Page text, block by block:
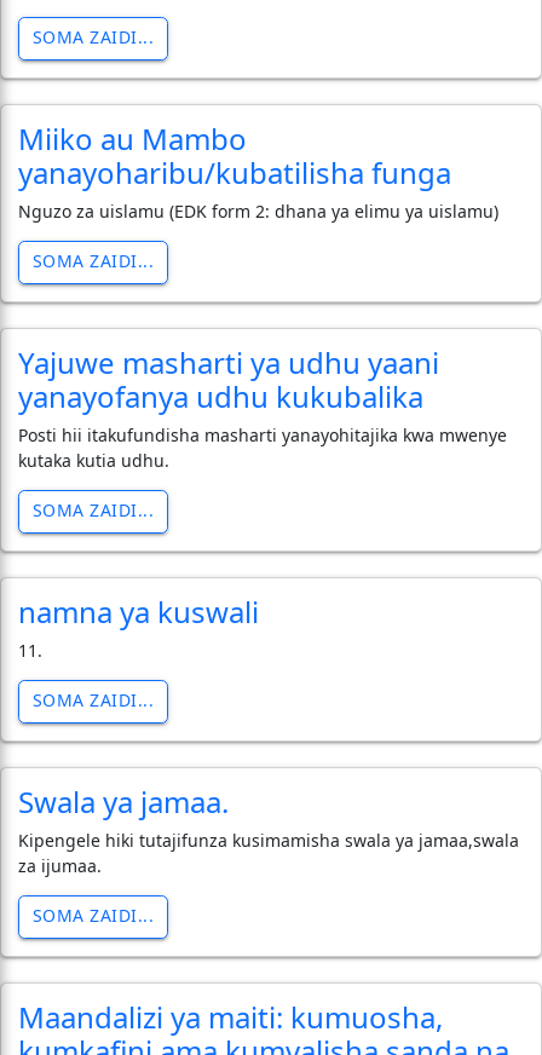
SOMA ZAIDI...
Miiko au Mambo
yanayoharibu/kubatilisha funga
Nguzo za uislamu (EDK form 2: dhana ya elimu ya uislamu)
SOMA ZAIDI...
Yajuwe masharti ya udhu yaani
yanayofanya udhu kukubalika
Posti hii itakufundisha masharti yanayohitajika kwa mwenye
kutaka kutia udhu.
SOMA ZAIDI...
namna ya kuswali
11.
SOMA ZAIDI...
Swala ya jamaa.
Kipengele hiki tutajifunza kusimamisha swala ya jamaa,swala
za ijumaa.
SOMA ZAIDI...
Maandalizi ya maiti: kumuosha,